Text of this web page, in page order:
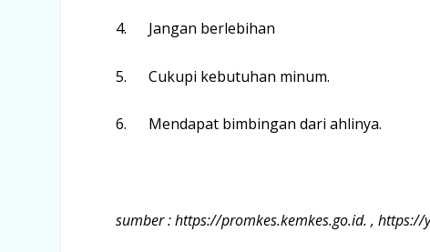
4. Jangan berlebihan
5. Cukupi kebutuhan minum.
6. Mendapat bimbingan dari ahlinya.
sumber : https://promkes.kemkes.go.id. , https://